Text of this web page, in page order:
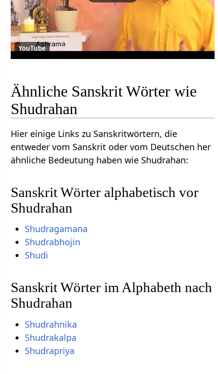
YouTube
Ähnliche Sanskrit Wörter wie
Shudrahan
Hier einige Links zu Sanskritwörtern, die
entweder vom Sanskrit oder vom Deutschen her
ähnliche Bedeutung haben wie Shudrahan:
Sanskrit Wörter alphabetisch vor
Shudrahan
Shudragamana
Shudrabhojin
Shudi
Sanskrit Wörter im Alphabeth nach
Shudrahan
Shudrahnika
Shudrakalpa
Shudrapriya